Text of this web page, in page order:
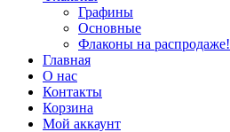
Графины
Основные
Флаконы на распродаже!
Главная
О нас
Контакты
Корзина
Мой аккаунт